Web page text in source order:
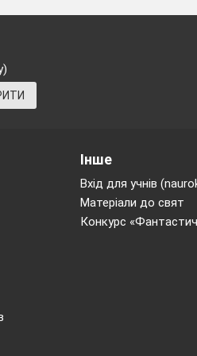
жаби:
жаби, які
двоцифрове
Інше
Вхід для учнів
Матеріали до свят
Конкурс